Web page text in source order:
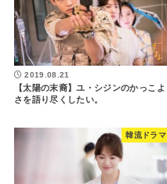
2019.08.21
【太陽の末裔】ユ・シジンのかっこよ
さを語り尽くしたい。
韓流ドラマ